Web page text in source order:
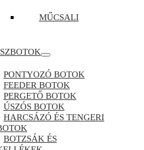
MŰCSALI
PONTYOZÓ BOTOK
FEEDER BOTOK
PERGETŐ BOTOK
ÚSZÓS BOTOK
HARCSÁZÓ ÉS TENGERI
BOTZSÁK ÉS